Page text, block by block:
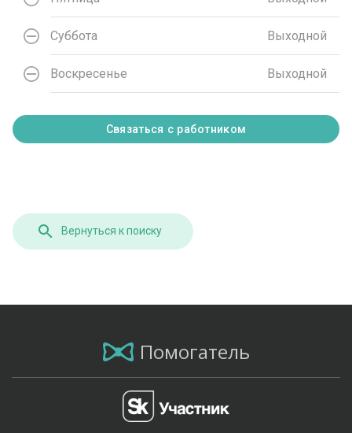
Суббота Выходной
Воскресенье Выходной
Связаться с работником
Вернуться к поиску
Помогатель